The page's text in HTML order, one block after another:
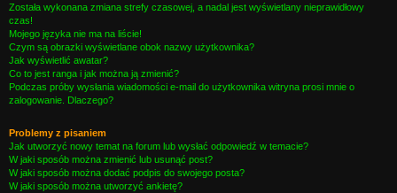
Została wykonana zmiana strefy czasowej, a nadal jest wyświetlany nieprawidłowy
czas!
Mojego języka nie ma na liście!
Czym są obrazki wyświetlane obok nazwy użytkownika?
Jak wyświetlić awatar?
Co to jest ranga i jak można ją zmienić?
Podczas próby wysłania wiadomości e-mail do użytkownika witryna prosi mnie o
zalogowanie. Dlaczego?
Problemy z pisaniem
Jak utworzyć nowy temat na forum lub wysłać odpowiedź w temacie?
W jaki sposób można zmienić lub usunąć post?
W jaki sposób można dodać podpis do swojego posta?
W jaki sposób można utworzyć ankietę?